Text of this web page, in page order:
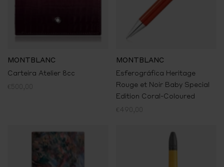
MONTBLANC
Carteira Atelier 8cc
€500,00
MONTBLANC
Esferográfica Heritage
Rouge et Noir Baby Special
Edition Coral-Coloured
€490,00